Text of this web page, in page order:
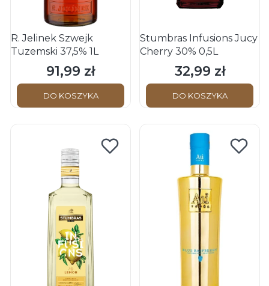
R. Jelinek Szwejk
Tuzemski 37,5% 1L
Cena
91,99 zł
DO KOSZYKA
Stumbras Infusions Jucy
Cherry 30% 0,5L
Cena
32,99 zł
DO KOSZYKA